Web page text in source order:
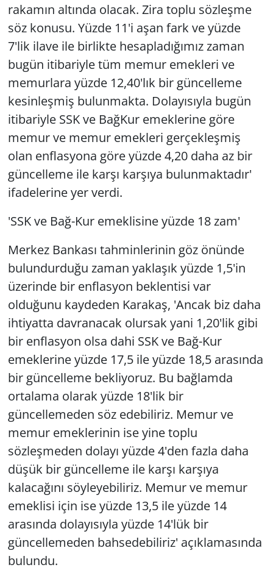
rakamın altında olacak. Zira toplu sözleşme
söz konusu. Yüzde 11'i aşan fark ve yüzde
7'lik ilave ile birlikte hesapladığımız zaman
bugün itibariyle tüm memur emekleri ve
memurlara yüzde 12,40'lık bir güncelleme
kesinleşmiş bulunmakta. Dolayısıyla bugün
itibariyle SSK ve BağKur emeklerine göre
memur ve memur emekleri gerçekleşmiş
olan enflasyona göre yüzde 4,20 daha az bir
güncelleme ile karşı karşıya bulunmaktadır'
ifadelerine yer verdi.
'SSK ve Bağ-Kur emeklisine yüzde 18 zam'
Merkez Bankası tahminlerinin göz önünde
bulundurduğu zaman yaklaşık yüzde 1,5'in
üzerinde bir enflasyon beklentisi var
olduğunu kaydeden Karakaş, 'Ancak biz daha
ihtiyatta davranacak olursak yani 1,20'lik gibi
bir enflasyon olsa dahi SSK ve Bağ-Kur
emeklerine yüzde 17,5 ile yüzde 18,5 arasında
bir güncelleme bekliyoruz. Bu bağlamda
ortalama olarak yüzde 18'lik bir
güncellemeden söz edebiliriz. Memur ve
memur emeklerinin ise yine toplu
sözleşmeden dolayı yüzde 4'den fazla daha
düşük bir güncelleme ile karşı karşıya
kalacağını söyleyebiliriz. Memur ve memur
emeklisi için ise yüzde 13,5 ile yüzde 14
arasında dolayısıyla yüzde 14'lük bir
güncellemeden bahsedebiliriz' açıklamasında
bulundu.